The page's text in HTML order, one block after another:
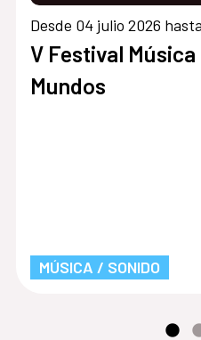
Desde 04 julio 2026
V Festival
Mundos
MÚSICA / SONIDO